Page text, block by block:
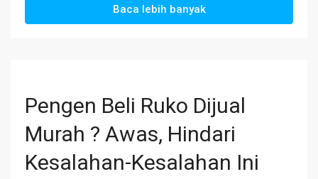
Baca lebih banyak
Pengen Beli Ruko Dijual
Murah ? Awas, Hindari
Kesalahan-Kesalahan Ini